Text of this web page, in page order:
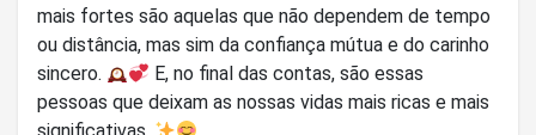
mais fortes são aquelas que não dependem de tempo
ou distância, mas sim da confiança mútua e do carinho
sincero.
pessoas que deixam as nossas vidas mais ricas e mais